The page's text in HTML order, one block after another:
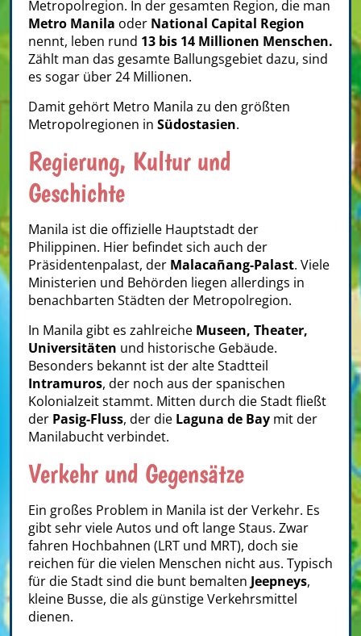
Metropolregion. In der gesamten Region, die man
Metro Manila oder National Capital Region
nennt, leben rund 13 bis 14 Millionen Menschen.
Zählt man das gesamte Ballungsgebiet dazu, sind
es sogar über 24 Millionen.
Damit gehört Metro Manila zu den größten
Metropolregionen in Südostasien.
Regierung, Kultur und
Geschichte
Manila ist die offizielle Hauptstadt der
Philippinen. Hier befindet sich auch der
Präsidentenpalast, der Malacañang-Palast. Viele
Ministerien und Behörden liegen allerdings in
benachbarten Städten der Metropolregion.
In Manila gibt es zahlreiche Museen, Theater,
Universitäten und historische Gebäude.
Besonders bekannt ist der alte Stadtteil
Intramuros, der noch aus der spanischen
Kolonialzeit stammt. Mitten durch die Stadt fließt
der Pasig-Fluss, der die Laguna de Bay mit der
Manilabucht verbindet.
Verkehr und Gegensätze
Ein großes Problem in Manila ist der Verkehr. Es
gibt sehr viele Autos und oft lange Staus. Zwar
fahren Hochbahnen (LRT und MRT), doch sie
reichen für die vielen Menschen nicht aus. Typisch
für die Stadt sind die bunt bemalten Jeepneys,
kleine Busse, die als günstige Verkehrsmittel
dienen.